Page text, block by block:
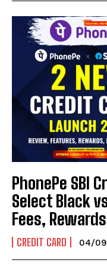
PhonePe SBI
Select Black
Fees,
CREDIT CARD 04/